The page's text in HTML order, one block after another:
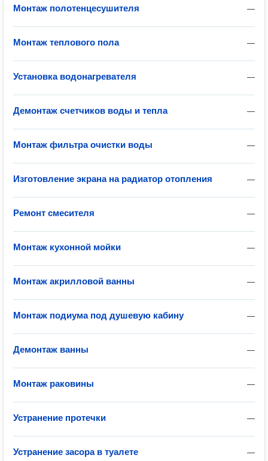
—
Монтаж полотенцесушителя
—
Монтаж теплового пола
—
Установка водонагревателя
—
Демонтаж счетчиков воды и тепла
—
Монтаж фильтра очистки воды
—
Изготовление экрана на радиатор отопления
—
Ремонт смесителя
—
Монтаж кухонной мойки
—
Монтаж акрилловой ванны
—
Монтаж подиума под душевую кабину
—
Демонтаж ванны
—
Монтаж раковины
—
Устранение протечки
—
Устранение засора в туалете